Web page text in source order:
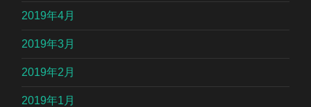
2019年4月
2019年3月
2019年2月
2019年1月